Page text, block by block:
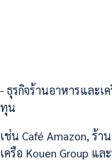
- ธุรกิจร้านอาหารและเ
ทุน
เช่น Café Amazon, ร้า
เครือ Kouen Group แล